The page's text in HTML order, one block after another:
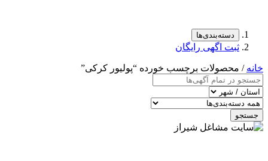
دسته‌بندی‌ها
ثبت اگهی رایگان
خانه / محصولات برچسب خورده “پولیور کرکی”
جستجو